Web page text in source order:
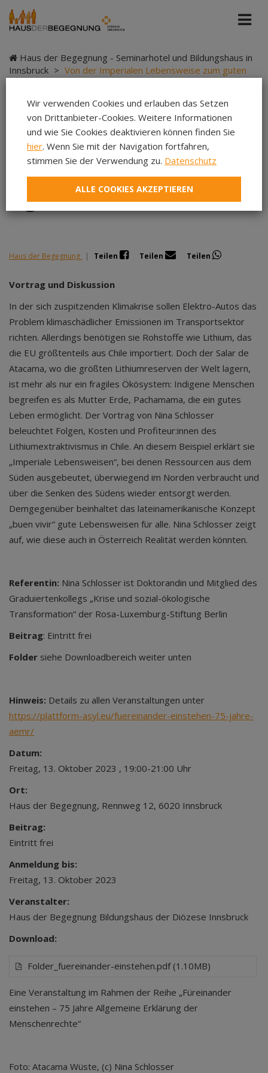
Haus der Begegnung - Seminarhotel und Bildungshaus in
Innsbruck > Von der Imperialen Lebensweise zum guten
Von der Imperialen
Lebensweise zum
guten Leben für alle
Haus der Begegnung | Teilen Teilen Teilen
Vortrag und Diskussion
In der sich zuspitzenden Klimakrise sollen Elektro-Autos das
Problem klimaschädlicher Emissionen im Transportsektor
richten. Allerdings benötigen sie Rohstoffe wie Lithium, das
die EU größtenteils aus Chile importiert. Doch der Salar de
Atacama, wo die größten Lithiumreserven der Welt lagern,
ist mehr als nur ein fragiles Ökösystem: Indigene Menschen
begreifen es als Mutter Erde, Pachamama, die ein gutes
Leben ermöglicht. Der Vortrag von Nina Schlosser
beleuchtet Folgen, Kosten und Profiteur:innen des
Lithiumextraktivismus in Chile. An diesem Beispiel erklärt sie
„Imperiale Lebensweisen“, bei denen Ressourcen aus dem
Süden ausgebeutet, überwiegend im Norden verbraucht und
über die Senken des Südens wieder entsorgt werden.
Demgegenüber beinhaltet das lateinamerikanische Konzept
„buen vivir“ gute Lebensweisen für alle. Nina Schlosser zeigt
auf, wie diese auch in Österreich Realität werden könnten.
Referentin: Nina Schlosser ist Doktorandin und Mitglied des
Graduiertenkollegs „Krise und sozial-ökologische
Transformation“ der Rosa-Luxemburg-Stiftung Berlin
Beitrag: Eintritt frei
Folder siehe Downloadbereich weiter unten
Hinweis: Details zu allen Veranstaltungen unter
https://plattform-asyl.eu/fuereinander-einstehen-75-jahre-
aemr/
Datum:
Freitag, 13. Oktober 2023 , 19:00-21:00 Uhr
Ort:
Haus der Begegnung, Rennweg 12, 6020 Innsbruck
Beitrag:
Eintritt frei
Anmeldung bis:
Freitag, 13. Oktober 2023
Veranstalter:
Haus der Begegnung Bildungshaus der Diözese Innsbruck
Download:
Folder_fuereinander-einstehen.pdf (1.10MB)
Eine Veranstaltung im Rahmen der Reihe „Füreinander
einstehen – 75 Jahre Allgemeine Erklärung der
Menschenrechte“
Foto: Atacama Wüste, (c) Nina Schlosser
Wir verwenden Cookies und erlauben das Setzen
von Drittanbieter-Cookies. Weitere Informationen
und wie Sie Cookies deaktivieren können finden Sie
hier. Wenn Sie mit der Navigation fortfahren,
stimmen Sie der Verwendung zu. Datenschutz
ALLE COOKIES AKZEPTIEREN